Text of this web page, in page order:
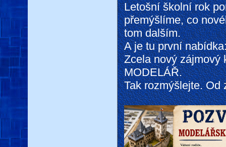
Letošní školní rok
přemýšlíme, co
tom dalším.
A je tu první
Zcela nový zájmový
MODELÁŘ.
Tak rozmýšlejte. Od